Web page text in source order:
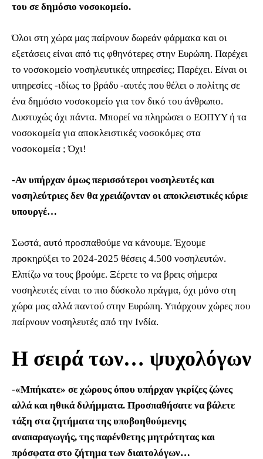
του σε δημόσιο νοσοκομείο.
Όλοι στη χώρα μας παίρνουν δωρεάν φάρμακα και οι
εξετάσεις είναι από τις φθηνότερες στην Ευρώπη. Παρέχει
το νοσοκομείο νοσηλευτικές υπηρεσίες; Παρέχει. Είναι οι
υπηρεσίες -ιδίως το βράδυ -αυτές που θέλει ο πολίτης σε
ένα δημόσιο νοσοκομείο για τον δικό του άνθρωπο.
Δυστυχώς όχι πάντα. Μπορεί να πληρώσει ο ΕΟΠΥΥ ή τα
νοσοκομεία για αποκλειστικές νοσοκόμες στα
νοσοκομεία ; Όχι!
-Αν υπήρχαν όμως περισσότεροι νοσηλευτές και
νοσηλεύτριες δεν θα χρειάζονταν οι αποκλειστικές κύριε
υπουργέ…
Σωστά, αυτό προσπαθούμε να κάνουμε. Έχουμε
προκηρύξει το 2024-2025 θέσεις 4.500 νοσηλευτών.
Ελπίζω να τους βρούμε. Ξέρετε το να βρεις σήμερα
νοσηλευτές είναι το πιο δύσκολο πράγμα, όχι μόνο στη
χώρα μας αλλά παντού στην Ευρώπη. Υπάρχουν χώρες που
παίρνουν νοσηλευτές από την Ινδία.
Η σειρά των… ψυχολόγων
-«Μπήκατε» σε χώρους όπου υπήρχαν γκρίζες ζώνες
αλλά και ηθικά διλήμματα. Προσπαθήσατε να βάλετε
τάξη στα ζητήματα της υποβοηθούμενης
αναπαραγωγής, της παρένθετης μητρότητας και
πρόσφατα στο ζήτημα των διαιτολόγων…